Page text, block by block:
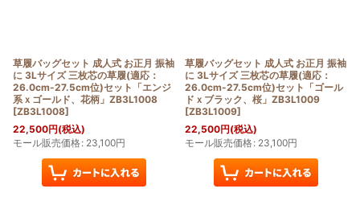
草履バッグセット 成人式 お正月 振袖
に 3Lサイズ 三枚芯の草履(適応：
26.0cm-27.5cm位)セット「エンジ
系ｘゴールド、花柄」ZB3L1008
[ZB3L1008]
22,500円(税込)
モール販売価格: 23,100円
草履バッグセット 成人式 お正月 振袖
に 3Lサイズ 三枚芯の草履(適応：
26.0cm-27.5cm位)セット「ゴール
ドｘブラック、桜」ZB3L1009
[ZB3L1009]
22,500円(税込)
モール販売価格: 23,100円